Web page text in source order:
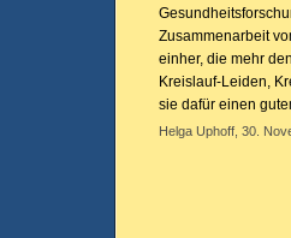
Zusammenarbeit
einher, die mehr
Kreislauf-Leiden,
sie dafür einen
Helga Uphoff, 30.